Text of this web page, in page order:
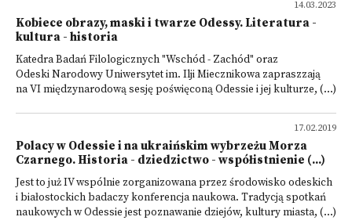
14.03.2023
Kobiece obrazy, maski i twarze Odessy. Literatura -
kultura - historia
Katedra Badań Filologicznych "Wschód - Zachód" oraz
Odeski Narodowy Uniwersytet im. Ilji Miecznikowa zapraszzają
na VI międzynarodową sesję poświęconą Odessie i jej kulturze, (...)
17.02.2019
Polacy w Odessie i na ukraińskim wybrzeżu Morza
Czarnego. Historia - dziedzictwo - współistnienie (...)
Jest to już IV wspólnie zorganizowana przez środowisko odeskich
i białostockich badaczy konferencja naukowa. Tradycją spotkań
naukowych w Odessie jest poznawanie dziejów, kultury miasta, (...)